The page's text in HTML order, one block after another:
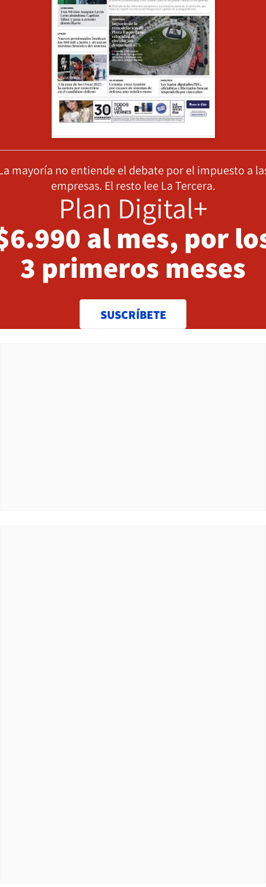
mayoría no entiende el debate por el impuesto a
empresas. El resto lee La Tercera.
Plan Digital+
al mes, por
3 primeros meses
SUSCRÍBETE